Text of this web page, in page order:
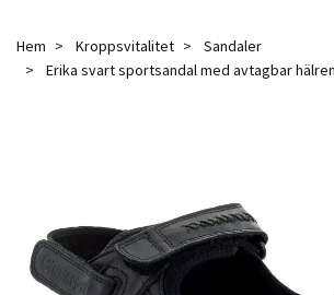
Hem Kroppsvitalitet
Sandaler
Erika svart sportsandal med avtagbar